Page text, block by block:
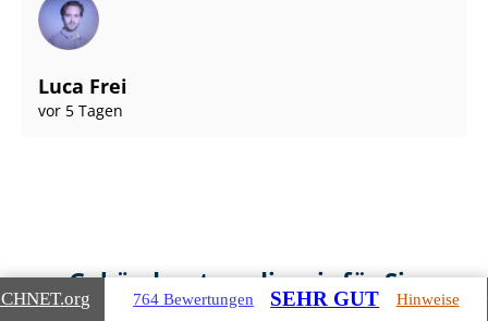
Luca Frei
vor 5 Tagen
Gebäudearten, die wir für Sie
bewerten
.org 764 Bewertungen SEHR GUT Hinweise